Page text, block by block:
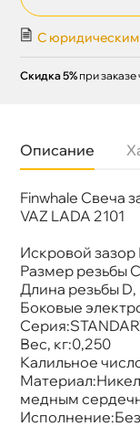
С
Скидка 5% при
Описание
Finwhale Свеча
VAZ LADA 2101
Искровой
Размер резьбы
Длина резьбы
Боковые
ес, кг:0,250
Калильное
медным
Бренд
Артикул